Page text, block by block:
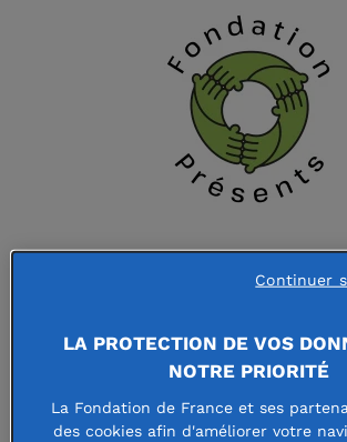
FONDATION
Faire un don à cette fondation
LA PROTECTION DE VOS
NOTRE PRIORITÉ
La Fondation de France et ses
des cookies afin d'améliorer votre
Continuer